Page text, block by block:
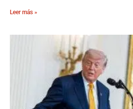
Leer más »